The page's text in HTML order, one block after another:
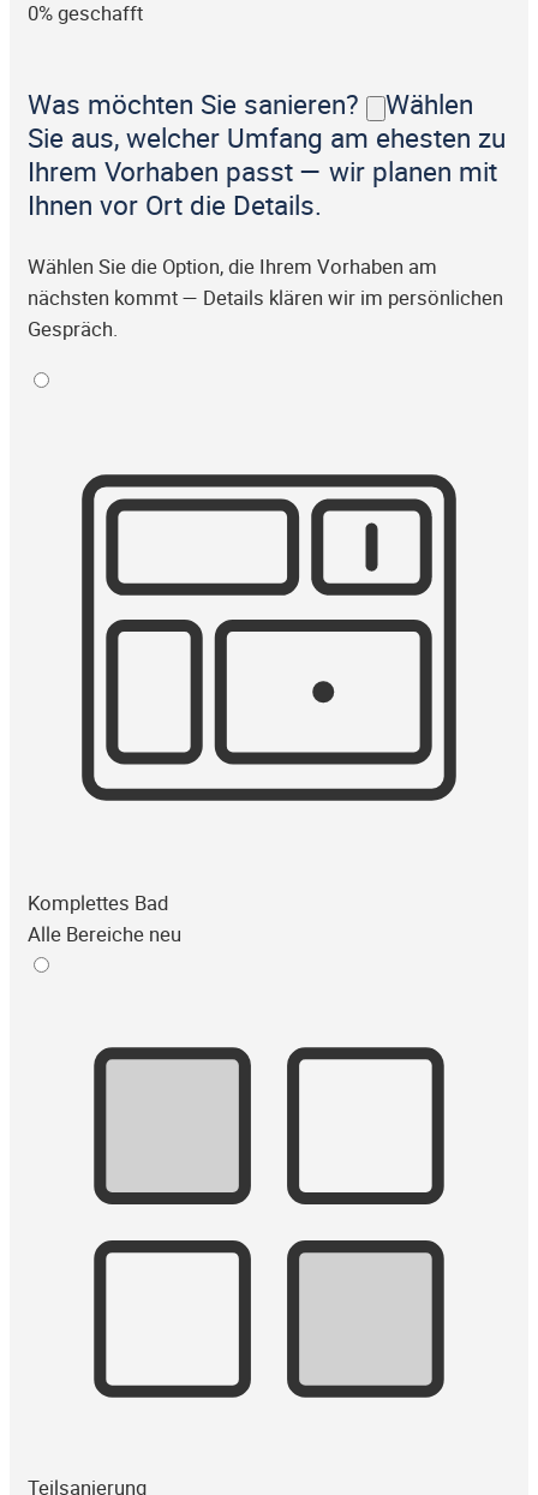
0% geschafft
Was möchten Sie sanieren?
Wählen
Sie aus, welcher Umfang am ehesten zu
Ihrem Vorhaben passt — wir planen mit
Ihnen vor Ort die Details.
Wählen Sie die Option, die Ihrem Vorhaben am
nächsten kommt — Details klären wir im persönlichen
Gespräch.
Komplettes Bad
Alle Bereiche neu
Teilsanierung